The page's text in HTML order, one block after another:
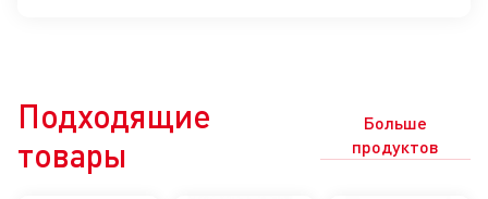
Подходящие
товары
Больше
продуктов